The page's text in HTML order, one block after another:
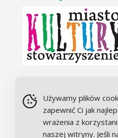
Chór Alla camera
Używamy plików
zapewnić Ci jak
wrażenia z
naszej witryny. Jeśli